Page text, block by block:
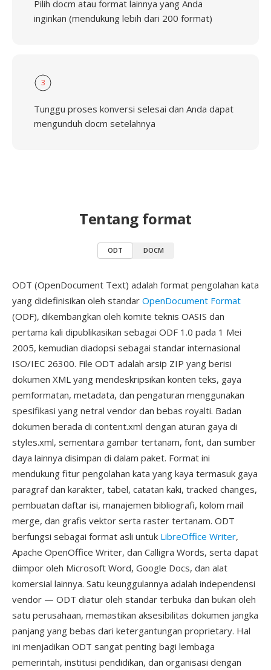
Pilih docm atau format lainnya yang Anda
inginkan (mendukung lebih dari 200 format)
3
Tunggu proses konversi selesai dan Anda dapat
mengunduh docm setelahnya
Tentang format
ODT DOCM
ODT (OpenDocument Text) adalah format pengolahan kata
yang didefinisikan oleh standar OpenDocument Format
(ODF), dikembangkan oleh komite teknis OASIS dan
pertama kali dipublikasikan sebagai ODF 1.0 pada 1 Mei
2005, kemudian diadopsi sebagai standar internasional
ISO/IEC 26300. File ODT adalah arsip ZIP yang berisi
dokumen XML yang mendeskripsikan konten teks, gaya
pemformatan, metadata, dan pengaturan menggunakan
spesifikasi yang netral vendor dan bebas royalti. Badan
dokumen berada di content.xml dengan aturan gaya di
styles.xml, sementara gambar tertanam, font, dan sumber
daya lainnya disimpan di dalam paket. Format ini
mendukung fitur pengolahan kata yang kaya termasuk gaya
paragraf dan karakter, tabel, catatan kaki, tracked changes,
pembuatan daftar isi, manajemen bibliografi, kolom mail
merge, dan grafis vektor serta raster tertanam. ODT
berfungsi sebagai format asli untuk LibreOffice Writer,
Apache OpenOffice Writer, dan Calligra Words, serta dapat
diimpor oleh Microsoft Word, Google Docs, dan alat
komersial lainnya. Satu keunggulannya adalah independensi
vendor — ODT diatur oleh standar terbuka dan bukan oleh
satu perusahaan, memastikan aksesibilitas dokumen jangka
panjang yang bebas dari ketergantungan proprietary. Hal
ini menjadikan ODT sangat penting bagi lembaga
pemerintah, institusi pendidikan, dan organisasi dengan